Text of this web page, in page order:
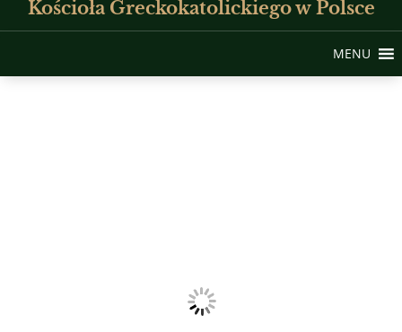
Kościoła Greckokatolickiego w Polsce
MENU